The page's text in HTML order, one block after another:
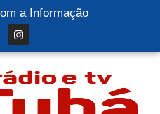
a Informação